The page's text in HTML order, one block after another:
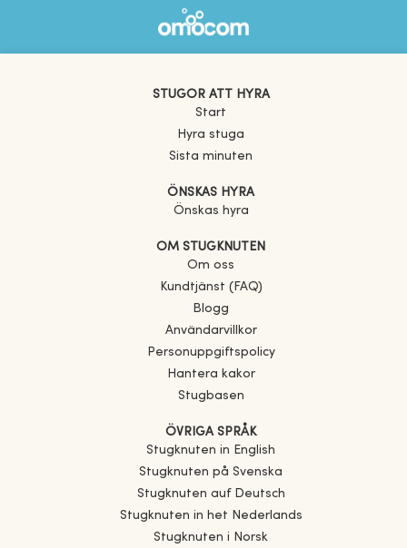
STUGOR ATT HYRA
Start
Hyra stuga
Sista minuten
ÖNSKAS HYRA
Önskas hyra
OM STUGKNUTEN
Om oss
Kundtjänst (FAQ)
Blogg
Användarvillkor
Personuppgiftspolicy
Hantera kakor
Stugbasen
ÖVRIGA SPRÅK
Stugknuten in English
Stugknuten på Svenska
Stugknuten auf Deutsch
Stugknuten in het Nederlands
Stugknuten i Norsk